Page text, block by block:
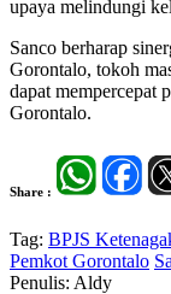
upaya melindungi
Sanco berharap
Gorontalo, tokoh
dapat mempercepat
Gorontalo.
Share :
Tag: BPJS
Pemkot Gorontalo
Penulis: Aldy